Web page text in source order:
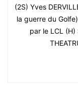
(2S) Yves
la guerre du
par le LCL